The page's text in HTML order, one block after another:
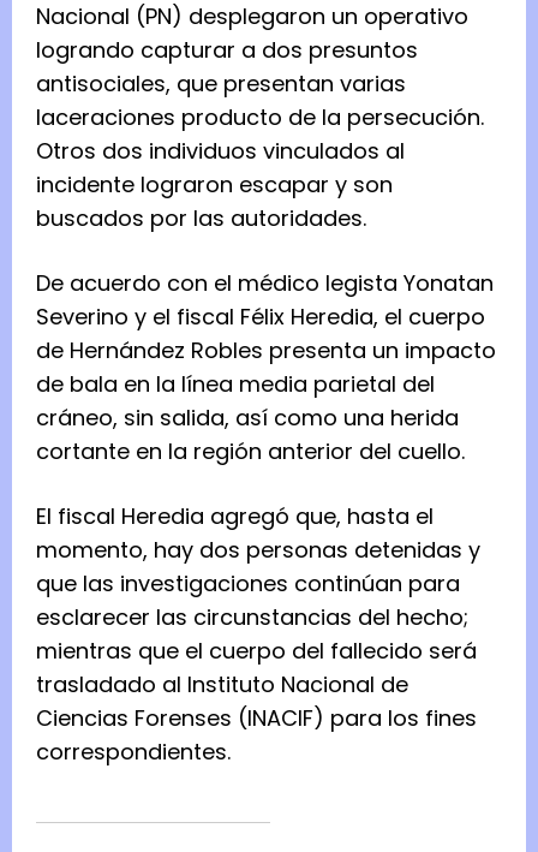
Nacional (PN) desplegaron un operativo
logrando capturar a dos presuntos
antisociales, que presentan varias
laceraciones producto de la persecución.
Otros dos individuos vinculados al
incidente lograron escapar y son
buscados por las autoridades.
De acuerdo con el médico legista Yonatan
Severino y el fiscal Félix Heredia, el cuerpo
de Hernández Robles presenta un impacto
de bala en la línea media parietal del
cráneo, sin salida, así como una herida
cortante en la región anterior del cuello.
El fiscal Heredia agregó que, hasta el
momento, hay dos personas detenidas y
que las investigaciones continúan para
esclarecer las circunstancias del hecho;
mientras que el cuerpo del fallecido será
trasladado al Instituto Nacional de
Ciencias Forenses (INACIF) para los fines
correspondientes.